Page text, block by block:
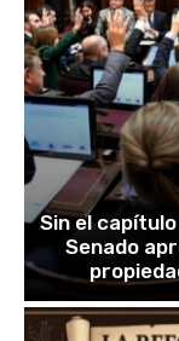
Sin el
Senado